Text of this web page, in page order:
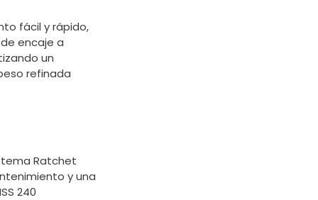
fácil y rápido,
encaje a
un
refinada
Ratchet
y una
240